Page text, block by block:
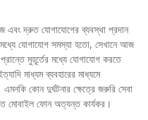
এবং দ্রুত যোগাযোগের ব্যবস্থা প্রদান
যোগাযোগ সমস্যা হতো, সেখানে আজ
মুহূর্তের মধ্যে যোগাযোগ করতে
মাধ্যম ব্যবহারের মাধ্যমে
কোন দুর্ঘটনার ক্ষেত্রে জরুরি সেবা
মোবাইল ফোন অত্যন্ত কার্যকর।